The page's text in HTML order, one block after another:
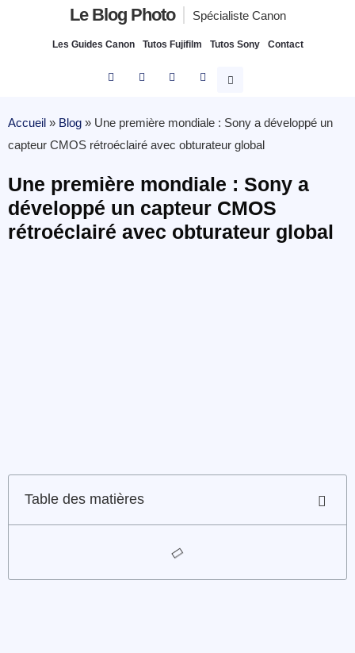
Le Blog Photo Spécialiste Canon
Les Guides Canon Tutos Fujifilm Tutos Sony Contact
Accueil » Blog » Une première mondiale : Sony a développé un
capteur CMOS rétroéclairé avec obturateur global
Une première mondiale : Sony a
développé un capteur CMOS
rétroéclairé avec obturateur global
Table des matières